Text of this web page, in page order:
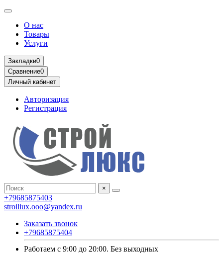
О нас
Товары
Услуги
Закладки0
Сравнение0
Личный кабинет
Авторизация
Регистрация
×
+79685875403
stroiliux.ooo@yandex.ru
Заказать звонок
+79685875404
Работаем с 9:00 до 20:00. Без выходных